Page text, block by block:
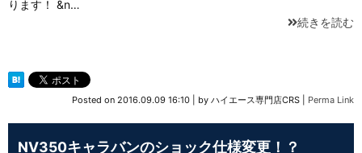
ります！ &n…
続きを読む
Posted on 2016.09.09 16:10 by ハイエース専門店CRS Perma Link
NV350キャラバンのショック仕様変更！？